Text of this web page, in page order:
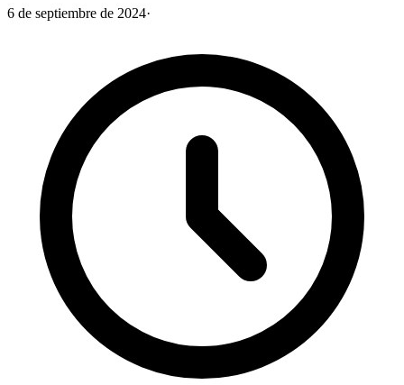
6 de septiembre de 2024·